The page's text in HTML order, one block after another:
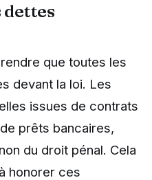
dettes
que toutes les
devant la loi. Les
issues de contrats
prêts bancaires,
du droit pénal. Cela
honorer ces